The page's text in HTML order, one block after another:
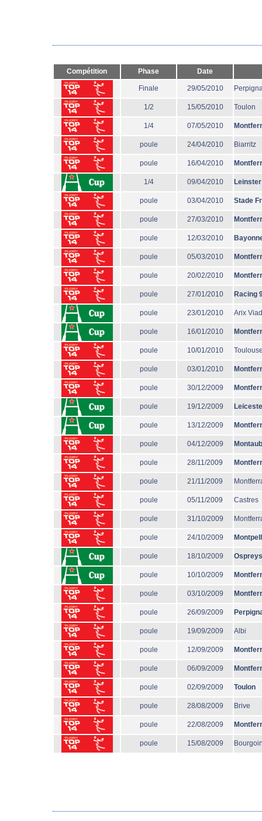
Compétition Phase Date
Finale 29/05/2010
1/2 15/05/2010 Toulon
1/4 07/05/2010
poule 24/04/2010 Biarritz
poule 16/04/2010
1/4 09/04/2010 Leinster
poule 03/04/2010 Stade
poule 27/03/2010
poule 12/03/2010
poule 05/03/2010
poule 20/02/2010
poule 27/01/2010 Racing
poule 23/01/2010 Arix
poule 16/01/2010
poule 10/01/2010
poule 03/01/2010
poule 30/12/2009
poule 19/12/2009
poule 13/12/2009
poule 04/12/2009
poule 28/11/2009
poule 21/11/2009
poule 05/11/2009 Castres
poule 31/10/2009
poule 24/10/2009
poule 18/10/2009 Ospreys
poule 10/10/2009
poule 03/10/2009
poule 26/09/2009
poule 19/09/2009 Albi
poule 12/09/2009
poule 06/09/2009
poule 02/09/2009 Toulon
poule 28/08/2009 Brive
poule 22/08/2009
poule 15/08/2009